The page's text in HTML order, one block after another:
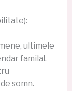
ultimele
familal.
somn.